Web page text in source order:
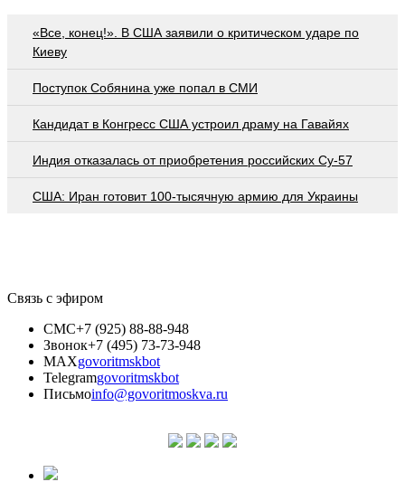
«Все, конец!». В США заявили о критическом ударе по
Киеву
Поступок Собянина уже попал в СМИ
Кандидат в Конгресс США устроил драму на Гавайях
Индия отказалась от приобретения российских Су-57
США: Иран готовит 100-тысячную армию для Украины
Связь с эфиром
СМС+7 (925) 88-88-948
Звонок+7 (495) 73-73-948
MAXgovoritmskbot
Telegramgovoritmskbot
Письмоinfo@govoritmoskva.ru